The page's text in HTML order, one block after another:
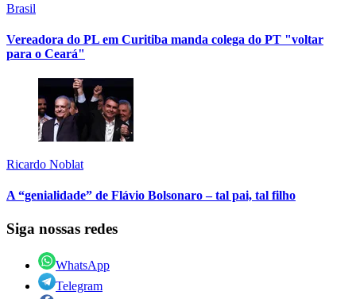
Brasil
Vereadora do PL em Curitiba manda colega do PT "voltar
para o Ceará"
Ricardo Noblat
A “genialidade” de Flávio Bolsonaro – tal pai, tal filho
Siga nossas redes
WhatsApp
Telegram